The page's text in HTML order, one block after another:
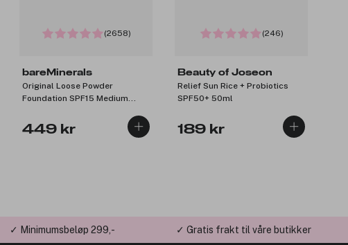
(2658)
bareMinerals
Original Loose Powder
Foundation SPF15 Medium
449 kr
(246)
Beauty of Joseon
Relief Sun Rice + Probiotics
SPF50+ 50ml
189 kr
✓ Minimumsbeløp 299,- ✓ Gratis frakt til våre butikker